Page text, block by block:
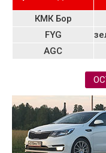
КМК Бор
FYG
AGC